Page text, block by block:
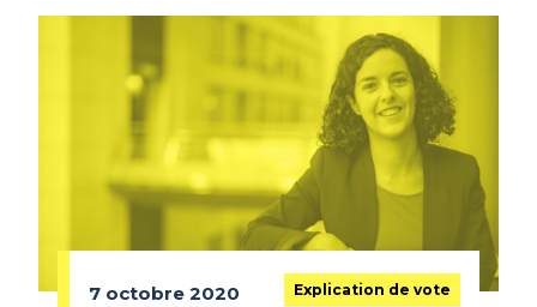
7 octobre 2020 Explication de vote